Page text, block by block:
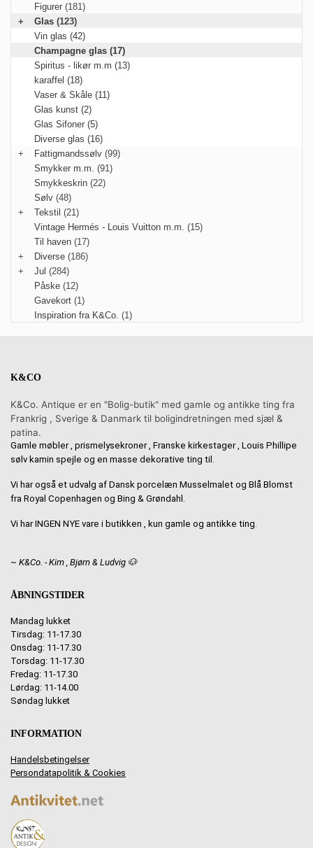
Figurer (181)
+
Glas (123)
Vin glas (42)
Champagne glas (17)
Spiritus - likør m.m (13)
karaffel (18)
Vaser & Skåle (11)
Glas kunst (2)
Glas Sifoner (5)
Diverse glas (16)
+
Fattigmandssølv (99)
Smykker m.m. (91)
Smykkeskrin (22)
Sølv (48)
+
Tekstil (21)
Vintage Hermés - Louis Vuitton m.m. (15)
Til haven (17)
+
Diverse (186)
+
Jul (284)
Påske (12)
Gavekort (1)
Inspiration fra K&Co. (1)
K&CO
K&Co. Antique er en "Bolig-butik" med gamle og antikke ting fra
Frankrig , Sverige & Danmark til boligindretningen med sjæl &
patina.
Gamle møbler , prismelysekroner , Franske kirkestager , Louis Phillipe
sølv kamin spejle og en masse dekorative ting til.
Vi har også et udvalg af Dansk porcelæn Musselmalet og Blå Blomst
fra Royal Copenhagen og Bing & Grøndahl.
Vi har INGEN NYE vare i butikken , kun gamle og antikke ting.
~ K&Co. - Kim , Bjørn & Ludvig 🐶
ÅBNINGSTIDER
Mandag lukket
Tirsdag: 11-17.30
Onsdag: 11-17.30
Torsdag: 11-17.30
Fredag: 11-17.30
Lørdag: 11-14.00
Søndag lukket
INFORMATION
Handelsbetingelser
Persondatapolitik & Cookies